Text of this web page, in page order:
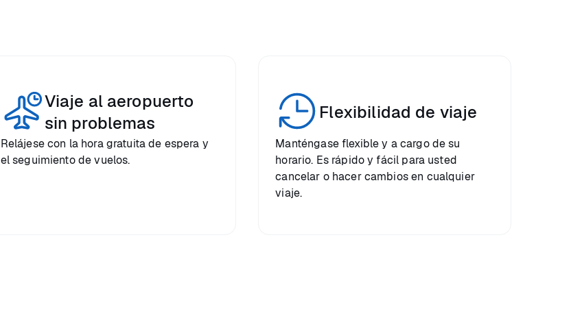
Viaje al aeropuerto
sin problemas
Relájese con la hora gratuita de espera y
el seguimiento de vuelos.
Flexibilidad de viaje
Manténgase flexible y a cargo de su
horario. Es rápido y fácil para usted
cancelar o hacer cambios en cualquier
viaje.